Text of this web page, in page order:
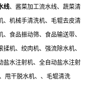
线、酱菜加工流水线、蔬菜清
、机械手清洗机、毛辊去皮清
食品振动筛、食品输送带、
机、绞肉机、强流除水机、
盐水注射机、全自动盐水注射
甩干脱水机、、毛辊清洗